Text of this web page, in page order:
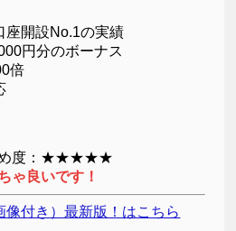
座開設No.1の実績
円分のボーナス
倍
め度：★★★★★
ゃ良いです！
付き）最新版！はこちら